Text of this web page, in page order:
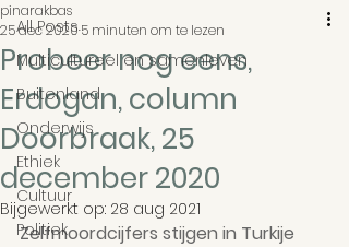
All Posts
Multicultureel en samenleven
Buitenland
Onderwijs
Ethiek
Cultuur
Politiek
Probeer nog eens,
Erdogan, column
Doorbraak, 25
december 2020
pinarakbas
25 dec 2020 5 minuten om te lezen
Bijgewerkt op: 28 aug 2021
Zelfmoordcijfers stijgen in Turkije